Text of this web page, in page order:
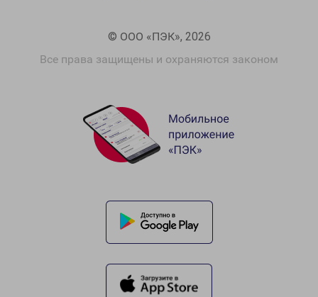
© ООО «ПЭК», 2026
Все права защищены и охраняются законом